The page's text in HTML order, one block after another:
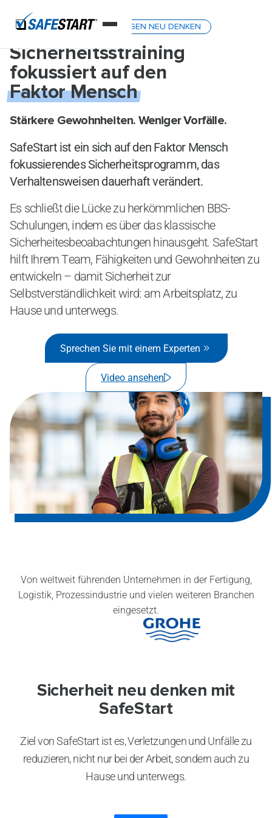
ARBEITSSCHUTZSCHULUNGEN NEU DENKEN
Sicherheitsstraining
fokussiert auf den
Faktor Mensch
Stärkere Gewohnheiten. Weniger Vorfälle.
SafeStart ist ein sich auf den Faktor Mensch
fokussierendes Sicherheitsprogramm, das
Verhaltensweisen dauerhaft verändert.
Es schließt die Lücke zu herkömmlichen BBS-
Schulungen, indem es über das klassische
Sicherheitesbeoabachtungen hinausgeht. SafeStart
hilft Ihrem Team, Fähigkeiten und Gewohnheiten zu
entwickeln – damit Sicherheit zur
Selbstverständlichkeit wird: am Arbeitsplatz, zu
Hause und unterwegs.
Sprechen Sie mit einem Experten
Video ansehen
Von weltweit führenden Unternehmen in der Fertigung,
Logistik, Prozessindustrie und vielen weiteren Branchen
eingesetzt.
Sicherheit neu denken mit
SafeStart
Ziel von SafeStart ist es, Verletzungen und Unfälle zu
reduzieren, nicht nur bei der Arbeit, sondern auch zu
Hause und unterwegs.